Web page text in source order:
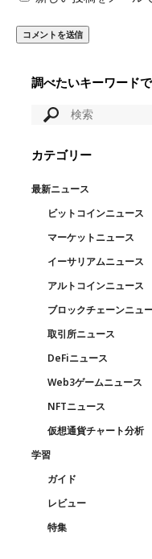
調べたいキーワード
カテゴリー
最新ニュース
ビットコインニュース
マーケットニュース
イーサリアムニュース
アルトコインニュース
ブロックチェーンニュ
取引所ニュース
DeFiニュース
Web3ゲームニュース
NFTニュース
仮想通貨チャート分析
学習
ガイド
レビュー
特集